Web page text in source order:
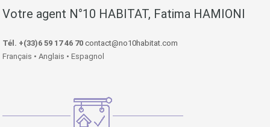
Votre agent N°10 HABITAT, Fatima HAMIONI
Tél. +(33)6 59 17 46 70 contact@no10habitat.com
Français • Anglais • Espagnol